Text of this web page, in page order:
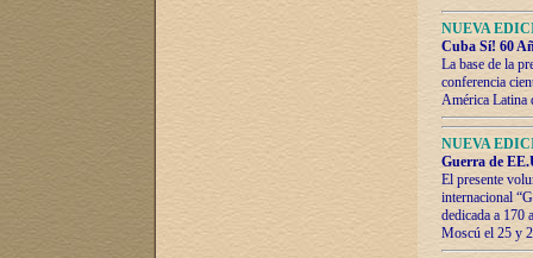
NUEVA
Cuba Sí! 60
La base de la
conferencia
América Latina
NUEVA
Guerra de
El presente
internacional
dedicada a 170
Moscú el 25 y